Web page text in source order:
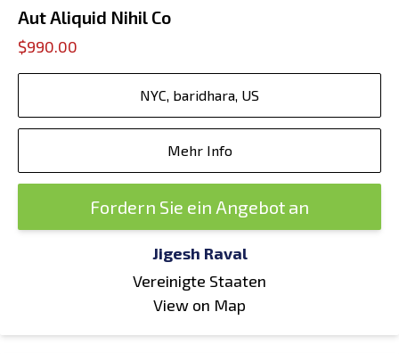
Aut Aliquid Nihil Co
$990.00
NYC, baridhara, US
Mehr Info
Fordern Sie ein Angebot an
Jigesh Raval
Vereinigte Staaten
View on Map